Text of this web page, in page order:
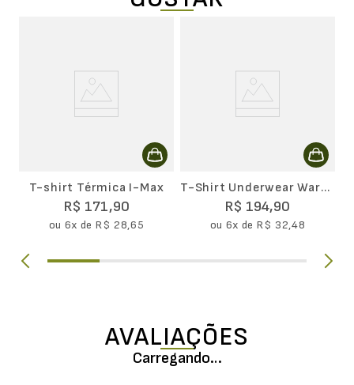
T-shirt Térmica I-Max
R$ 171,90
ou 6x de R$ 28,65
T-Shirt Underwear Warm
Lupo Feminina
R$ 194,90
ou 6x de R$ 32,48
AVALIAÇÕES
Carregando…